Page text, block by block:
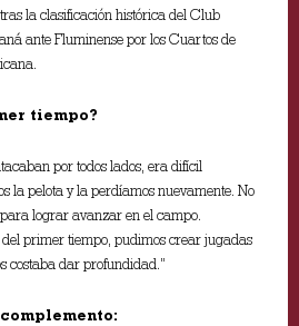
la clasificación histórica del Club
ante Fluminense por los Cuartos de
tiempo?
por todos lados, era difícil
la pelota y la perdíamos nuevamente. No
lograr avanzar en el campo.
primer tiempo, pudimos crear jugadas
costaba dar profundidad.”